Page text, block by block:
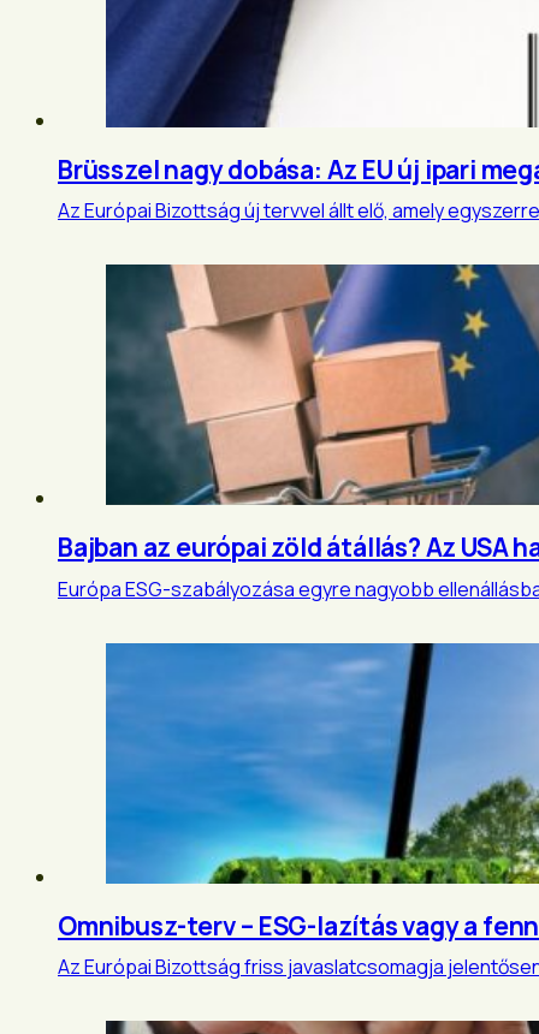
Brüsszel nagy dobása: Az EU új ipari
Az Európai Bizottság új tervvel állt elő, amely
Bajban az európai zöld átállás? Az USA
Európa ESG-szabályozása egyre nagyobb
Omnibusz-terv – ESG-lazítás vagy a
Az Európai Bizottság friss javaslatcsomagja